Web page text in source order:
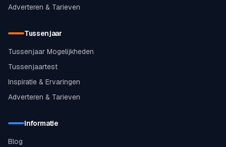
Adverteren & Tarieven
Tussenjaar
Tussenjaar Mogelijkheden
Tussenjaartest
Inspiratie & Ervaringen
Adverteren & Tarieven
Informatie
Blog